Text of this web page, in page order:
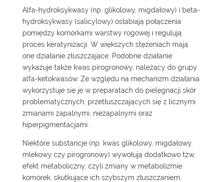
Alfa-hydroksykwasy (np. glikolowy, migdałowy) i beta-
hydroksykwasy (salicylowy) osłabiają połączenia
pomiędzy komórkami warstwy rogowej i regulują
proces keratynizacji. W większych stężeniach mają
one działanie złuszczające. Podobne działanie
wykazuje także kwas pirogronowy, należący do grupy
alfa-ketokwasów. Ze względu na mechanizm działania
wykorzystuje się je w preparatach do pielęgnacji skór
problematycznych, przetłuszczających się z licznymi
zmianami zapalnymi, niezapalnymi oraz
hiperpigmentacjami.
Niektóre substancje (np. kwas glikolowy, migdałowy,
mlekowy czy pirogronowy) wywołują dodatkowo tzw.
efekt metaboliczny, czyli zmiany w metabolizmie
komórek, skutkujące ich szybszym złuszczaniem.